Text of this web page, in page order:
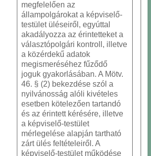
megfelelően az
állampolgárokat a képviselő-
testület üléseiről, egyúttal
akadályozza az érintetteket a
választópolgári kontroll, illetve
a közérdekű adatok
megismeréséhez fűződő
joguk gyakorlásában. A Mötv.
46. § (2) bekezdése szól a
nyilvánosság alóli kivételes
esetben kötelezően tartandó
és az érintett kérésére, illetve
a képviselő-testület
mérlegelése alapján tartható
zárt ülés feltételeiről. A
képviselő-testület működése